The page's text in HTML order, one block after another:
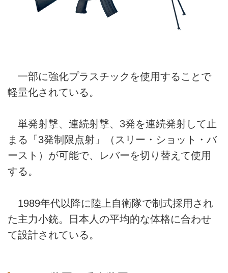
一部に強化プラスチックを使用することで
軽量化されている。
単発射撃、連続射撃、3発を連続発射して止
まる「3発制限点射」（スリー・ショット・バ
ースト）が可能で、レバーを切り替えて使用
する。
1989年代以降に陸上自衛隊で制式採用され
た主力小銃。日本人の平均的な体格に合わせ
て設計されている。